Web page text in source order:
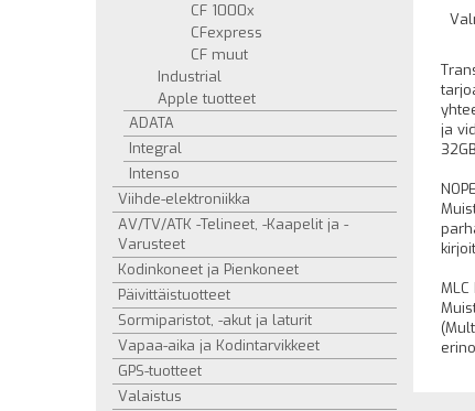
ja
MLC
CF 1000x
CFexpress
CF muut
Industrial
Apple tuotteet
ADATA
Integral
Intenso
Viihde-elektroniikka
AV/TV/ATK -Telineet, -Kaapelit ja -
Varusteet
Kodinkoneet ja Pienkoneet
Päivittäistuotteet
Sormiparistot, -akut ja laturit
Vapaa-aika ja Kodintarvikkeet
GPS-tuotteet
Valaistus